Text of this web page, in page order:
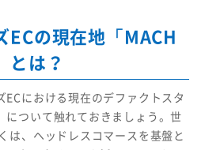
ECの現在地「MACH
とは？
における現在のデファクトスタ
について触れておきましょう。世
は、ヘッドレスコマースを基盤と